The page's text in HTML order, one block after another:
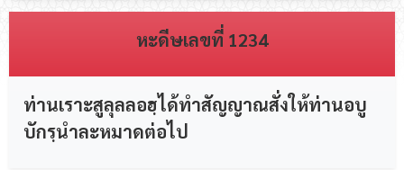
หะดีษเลขที่ 1234
ท่านเราะสูลุลลอฮฺได้ทำสัญญาณสั่งให้ท่านอบู
บักรฺนำละหมาดต่อไป